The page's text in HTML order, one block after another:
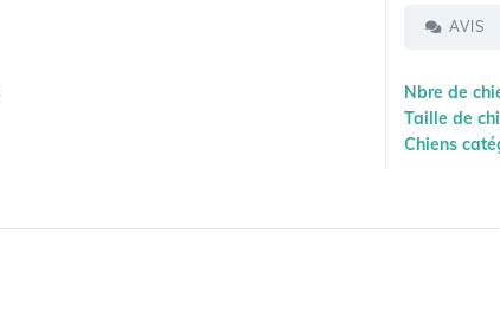
AVIS
Nbre de
Taille de
Chiens